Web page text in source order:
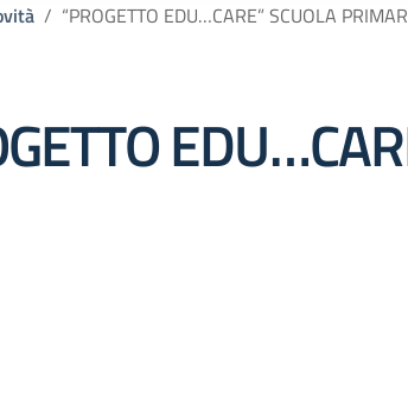
“PROGETTO EDU…CARE” SCUOLA